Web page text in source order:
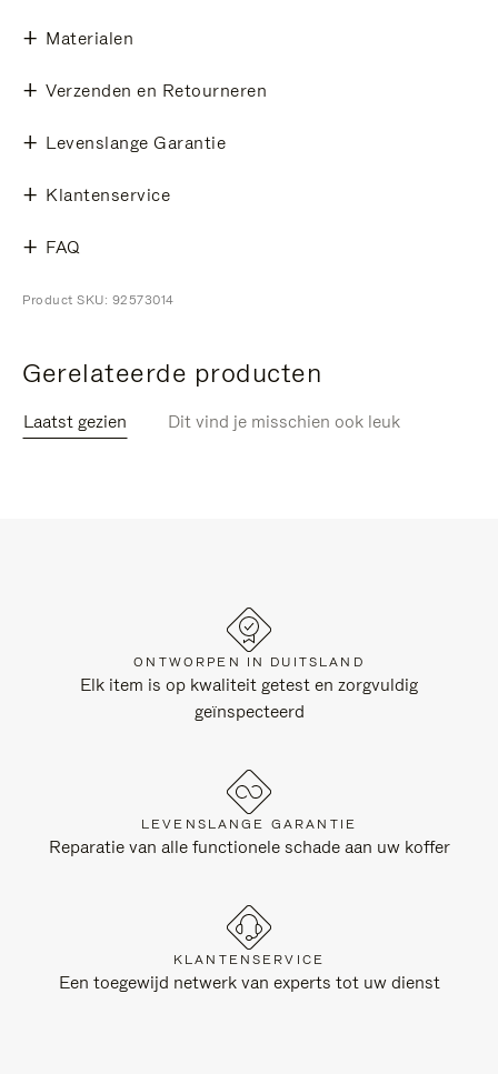
Materialen
Verzenden en Retourneren
Levenslange Garantie
Klantenservice
FAQ
Product SKU: 92573014
Gerelateerde producten
Laatst gezien Dit vind je misschien ook leuk
ONTWORPEN IN DUITSLAND
Elk item is op kwaliteit getest en zorgvuldig
geïnspecteerd
LEVENSLANGE GARANTIE
Reparatie van alle functionele schade aan uw koffer
KLANTENSERVICE
Een toegewijd netwerk van experts tot uw dienst